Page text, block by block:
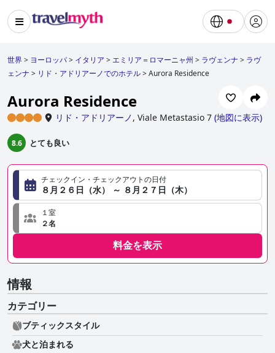
世界> ヨーロッパ> イタリア > エミリア＝ロマーニャ州 > ラヴェンナ > ラヴ
ェンナ > リド・アドリアーノでのホテル>Aurora Residence
Aurora Residence
リド・アドリアーノ , Viale Metastasio 7 (地図に表示)
8.6 とても良い
チェックイン・チェックアウトの日付
８月２６日（水） ～ ８月２７日（木）
１室
２名
料金を表示
情報
カテゴリー
ブティックスタイル
犬と泊まれる